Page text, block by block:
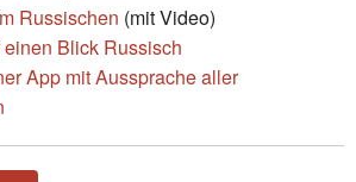
Russischen (mit Video)
Blick Russisch
App mit Aussprache aller